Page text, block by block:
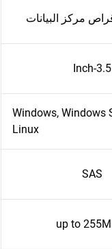
مركز البيانات
3.5-Inch
Windows, Windows
Linux
SAS
up to